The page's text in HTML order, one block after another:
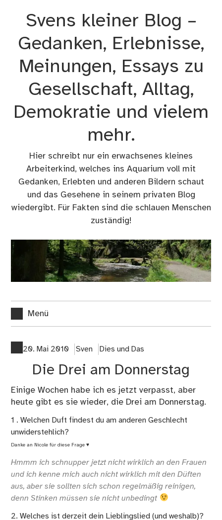
Svens kleiner Blog –
Gedanken, Erlebnisse,
Meinungen, Essays zu
Gesellschaft, Alltag,
Demokratie und vielem
mehr.
Hier schreibt nur ein erwachsenes kleines
Arbeiterkind, welches ins Aquarium voll mit
Gedanken, Erlebten und anderen Bildern schaut
und das Gesehene in seinem privaten Blog
wiedergibt. Für Fakten sind die schlauen Menschen
zuständig!
Menü
20. Mai 2010 Sven Dies und Das
Die Drei am Donnerstag
Einige Wochen habe ich es jetzt verpasst, aber
heute gibt es sie wieder, die Drei am Donnerstag.
1 . Welchen Duft findest du am anderen Geschlecht
unwiderstehlich?
Danke an Nicole für diese Frage ♥
Hmmm ich schnupper jetzt nicht wirklich an den Frauen
und ich kenne mich auch nicht wirklich mit den Düften
aus, aber sie sollten sich schon regelmäßig reinigen,
denn Stinken müssen sie nicht unbedingt
2. Welches ist derzeit dein Lieblingslied (und weshalb)?